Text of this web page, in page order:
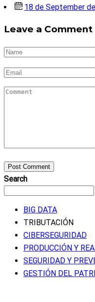
Posted
18 de September
Leave a Comment
Post Comment
Search
BIG DATA
TRIBUTACIÓN
CIBERSEGURIDAD
PRODUCCIÓN Y
SEGURIDAD Y
GESTIÓN DEL